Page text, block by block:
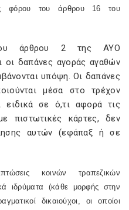
φόρου του άρθρου 16 του
άρθρου 2 της ΑΥΟ
οι δαπάνες αγοράς αγαθών
υπόψη. Οι δαπάνες
μέσα στο τρέχον
ειδικά σε ό,τι αφορά τις
πιστωτικές κάρτες, δεν
αυτών (εφάπαξ ή σε
κοινών τραπεζικών
ιδρύματα (κάθε μορφής στην
δικαιούχοι, οι οποίοι